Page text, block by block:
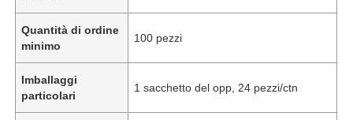
Quantità di ordine
minimo
100 pezzi
Imballaggi
particolari
1 sacchetto del opp, 24 pezzi/ctn